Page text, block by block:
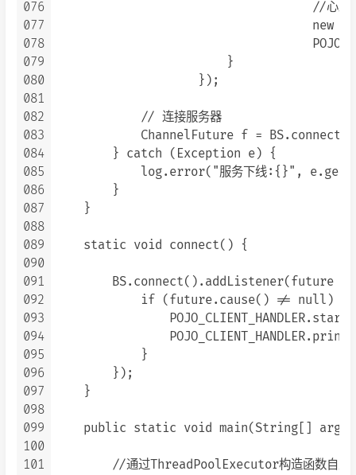
076
077
078
079
080
081
082
083
084
085
086
087
088
089
090
091
092
093
094
095
096
097
098
099
100
101
//心跳
new
                        }
                    });
            // 连接服务器
ChannelFuture f =
        } catch (Exception e) {
log.error("服务下线:{}",
        }
    }
    static void connect() {
BS.connect().addListener(future -
            if (future.cause() != null) {
            }
        });
    }
public static void main(String[]
//通过ThreadPoolExecutor构造函数自定